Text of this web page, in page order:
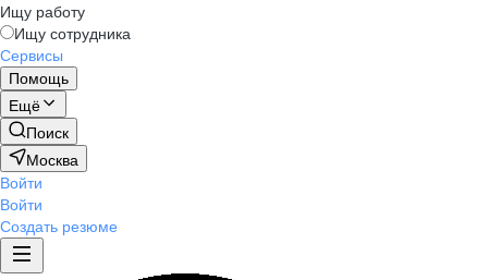
Ищу работу
Ищу сотрудника
Сервисы
Помощь
Ещё
Поиск
Москва
Войти
Войти
Создать резюме